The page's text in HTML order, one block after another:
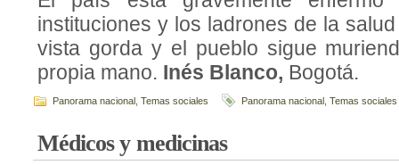
instituciones y los ladrones de la
vista gorda y el pueblo sigue
propia mano. Inés Blanco, Bogotá.
Panorama nacional Temas sociales Panorama nacional Temas sociales
Médicos y medicinas